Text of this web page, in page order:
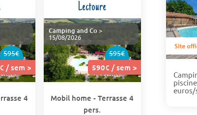
595€
/ sem >
4
Lectoure
595€
590€ / sem >
Camping and Co>
15/08/2026
Mobil home - Terrasse 4
pers.
euros/